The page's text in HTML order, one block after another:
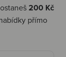
200 Kč
přímo